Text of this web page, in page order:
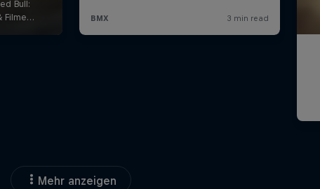
Mehr anzeigen